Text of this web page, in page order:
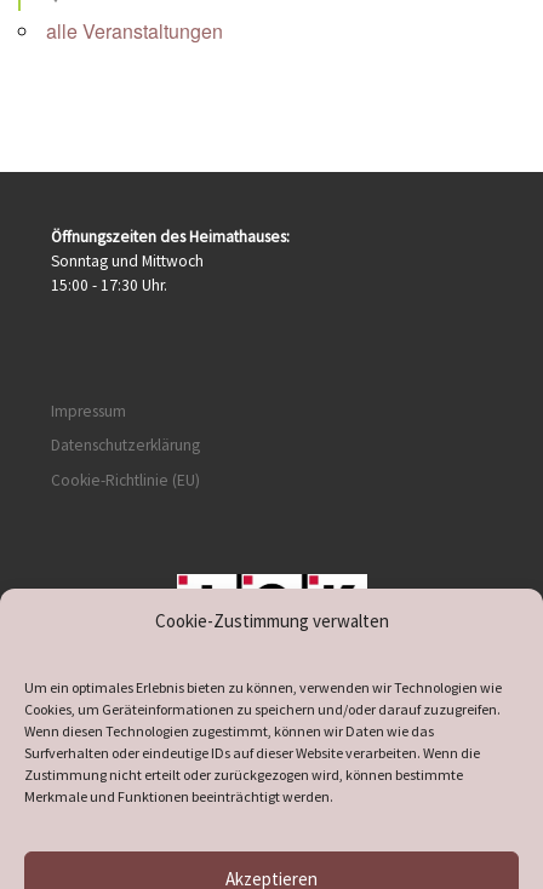
Cookie-Zustimmung verwalten
Um ein optimales Erlebnis bieten zu können, verwenden wir Technologien wie
Cookies, um Geräteinformationen zu speichern und/oder darauf zuzugreifen.
Wenn diesen Technologien zugestimmt, können wir Daten wie das
Surfverhalten oder eindeutige IDs auf dieser Website verarbeiten. Wenn die
Zustimmung nicht erteilt oder zurückgezogen wird, können bestimmte
Merkmale und Funktionen beeinträchtigt werden.
Akzeptieren
alle Veranstaltungen
Öffnungszeiten des Heimathauses:
Sonntag und Mittwoch
15:00 - 17:30 Uhr.
Impressum
Datenschutzerklärung
Cookie-Richtlinie (EU)
supported by DÖ